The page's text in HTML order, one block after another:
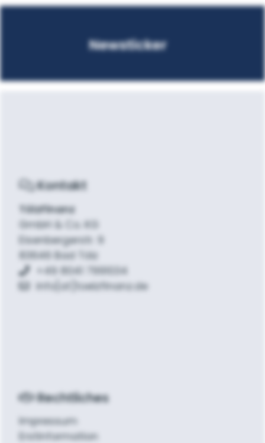
Newsticker
Kontakt
TölzFinanz
GmbH & Co. KG
Eisenbergerstr. 9
83646 Bad Tölz
+49 8041 7991034
info[at]toelzfinanz.de
Rechtliches
Impressum
Erstinformation